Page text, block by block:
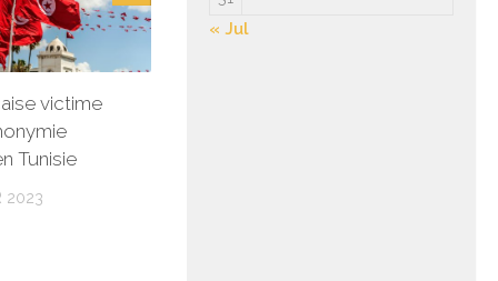
victime
Tunisie
2023
« Jul